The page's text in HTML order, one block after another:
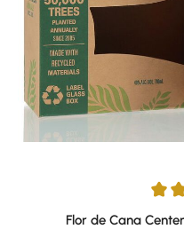
Durchschnittliche
Flor de Cana